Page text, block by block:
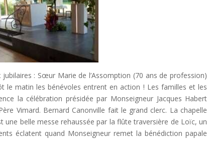
: Sœur Marie de l’Assomption (70 ans de profession)
le matin les bénévoles entrent en action ! Les familles et les
la célébration présidée par Monseigneur Jacques Habert
Vimard. Bernard Canonville fait le grand clerc. La chapelle
une belle messe rehaussée par la flûte traversière de Loïc, un
éclatent quand Monseigneur remet la bénédiction papale